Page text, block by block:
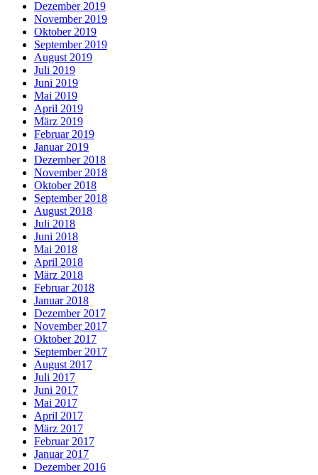
Dezember 2019
November 2019
Oktober 2019
September 2019
August 2019
Juli 2019
Juni 2019
Mai 2019
April 2019
März 2019
Februar 2019
Januar 2019
Dezember 2018
November 2018
Oktober 2018
September 2018
August 2018
Juli 2018
Juni 2018
Mai 2018
April 2018
März 2018
Februar 2018
Januar 2018
Dezember 2017
November 2017
Oktober 2017
September 2017
August 2017
Juli 2017
Juni 2017
Mai 2017
April 2017
März 2017
Februar 2017
Januar 2017
Dezember 2016